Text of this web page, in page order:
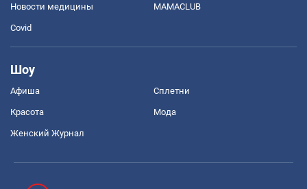
Новости медицины MAMACLUB
Covid
Шоу
Афиша Сплетни
Красота Мода
Женский Журнал